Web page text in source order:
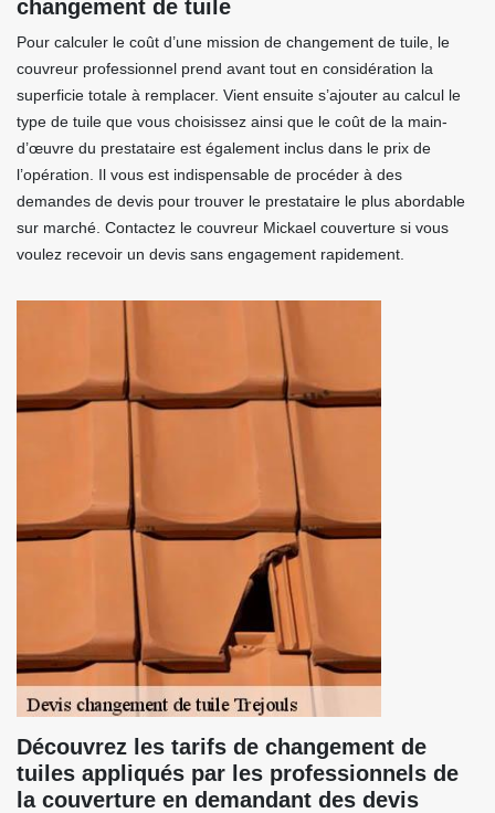
changement de tuile
Pour calculer le coût d’une mission de changement de tuile, le
couvreur professionnel prend avant tout en considération la
superficie totale à remplacer. Vient ensuite s’ajouter au calcul le
type de tuile que vous choisissez ainsi que le coût de la main-
d’œuvre du prestataire est également inclus dans le prix de
l’opération. Il vous est indispensable de procéder à des
demandes de devis pour trouver le prestataire le plus abordable
sur marché. Contactez le couvreur Mickael couverture si vous
voulez recevoir un devis sans engagement rapidement.
Découvrez les tarifs de changement de
tuiles appliqués par les professionnels de
la couverture en demandant des devis